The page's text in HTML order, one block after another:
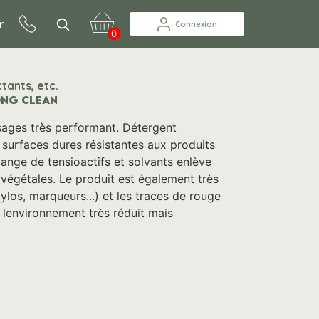
0
Connexion
etc.
CLEAN
très performant. Détergent
dures résistantes aux produits
de tensioactifs et solvants enlève
Le produit est également très
marqueurs...) et les traces de rouge
lenvironnement très réduit mais